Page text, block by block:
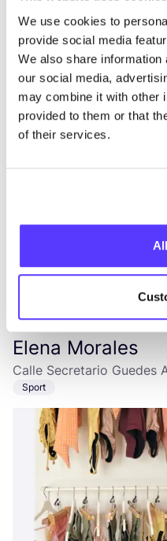
We use cookies to
provide social media
We also share
our social media,
may combine it with other
provided to them or that
of their services.
Zur Route hinzufügen
Fashion Space
Avenida Francisco
Kleidung
Elena Morales
Calle Secretario Guedes
Sport